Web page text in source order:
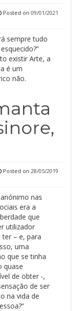
Posted on 09/01/2021
sempre tudo
existir Arte, a
é um
não.
Posted on 28/05/2019
anónimo nas
era a
que
utilizador
ter – e, para
uma
que se tinha
quase
de obter -,
de ser
na vida de